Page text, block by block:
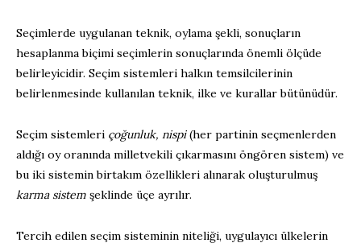
Seçimlerde uygulanan teknik, oylama şekli, sonuçların
hesaplanma biçimi seçimlerin sonuçlarında önemli ölçüde
belirleyicidir. Seçim sistemleri halkın temsilcilerinin
belirlenmesinde kullanılan teknik, ilke ve kurallar bütünüdür.
Seçim sistemleri çoğunluk, nispi(her partinin seçmenlerden
aldığı oy oranında milletvekili çıkarmasını öngören sistem) ve
bu iki sistemin birtakım özellikleri alınarak oluşturulmuş
karma sistem şeklinde üçe ayrılır.
Tercih edilen seçim sisteminin niteliği, uygulayıcı ülkelerin